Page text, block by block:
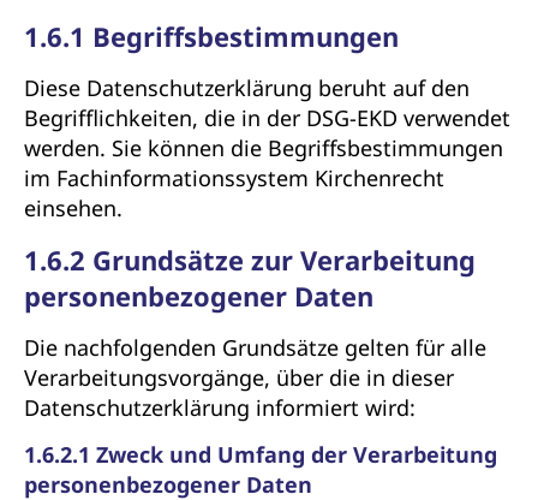
1.6.1 Begriffsbestimmungen
Diese Datenschutzerklärung beruht auf den
Begrifflichkeiten, die in der DSG-EKD verwendet
werden. Sie können die Begriffsbestimmungen
im Fachinformationssystem Kirchenrecht
einsehen.
1.6.2 Grundsätze zur Verarbeitung
personenbezogener Daten
Die nachfolgenden Grundsätze gelten für alle
Verarbeitungsvorgänge, über die in dieser
Datenschutzerklärung informiert wird:
1.6.2.1 Zweck und Umfang der Verarbeitung
personenbezogener Daten